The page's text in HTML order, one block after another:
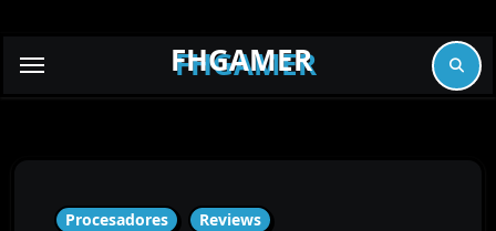
FHGAMER
Procesadores Reviews